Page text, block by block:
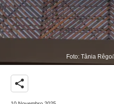
Foto: Tânia
share